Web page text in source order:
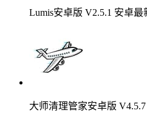
Lumis安卓版 V2.5.1 安卓最
大师清理管家安卓版